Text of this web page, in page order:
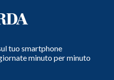
tuo smartphone
minuto per minuto